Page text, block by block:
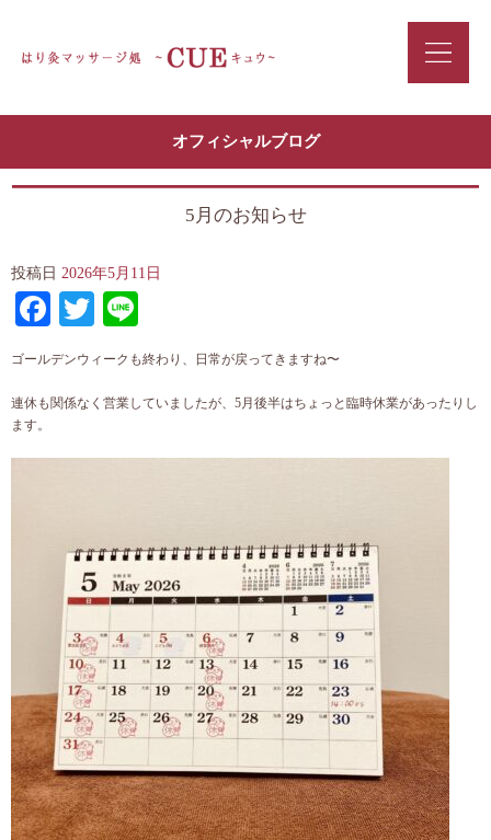
オフィシャルブログ
5月のお知らせ
投稿日 2026年5月11日
Facebook
Twitter
ゴールデンウィークも終わり、日常が戻ってきますね〜
連休も関係なく営業していましたが、5月後半はちょっと臨時休業があったりし
ます。